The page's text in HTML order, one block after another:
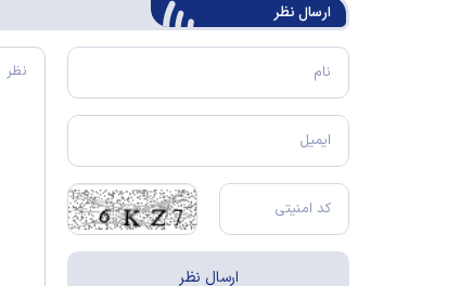
ارسال‌ نظر